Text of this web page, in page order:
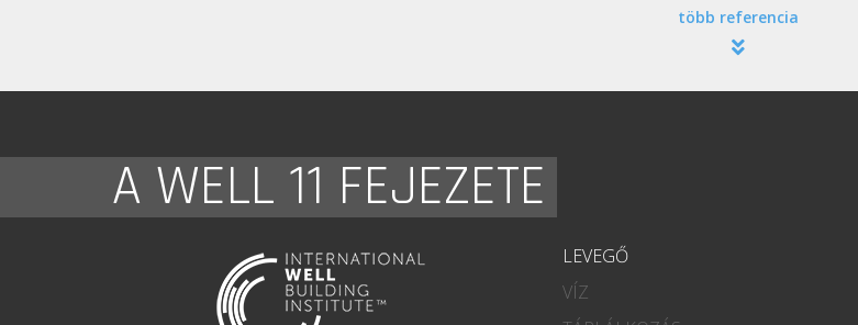
több referencia
A WELL 11 FEJEZETE
LEVEGŐ
VÍZ